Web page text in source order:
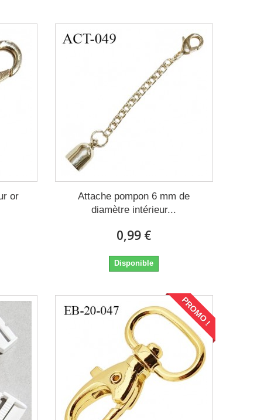
or
Attache pompon 6 mm de
diamètre intérieur...
0,99 €
Disponible
PROMO !